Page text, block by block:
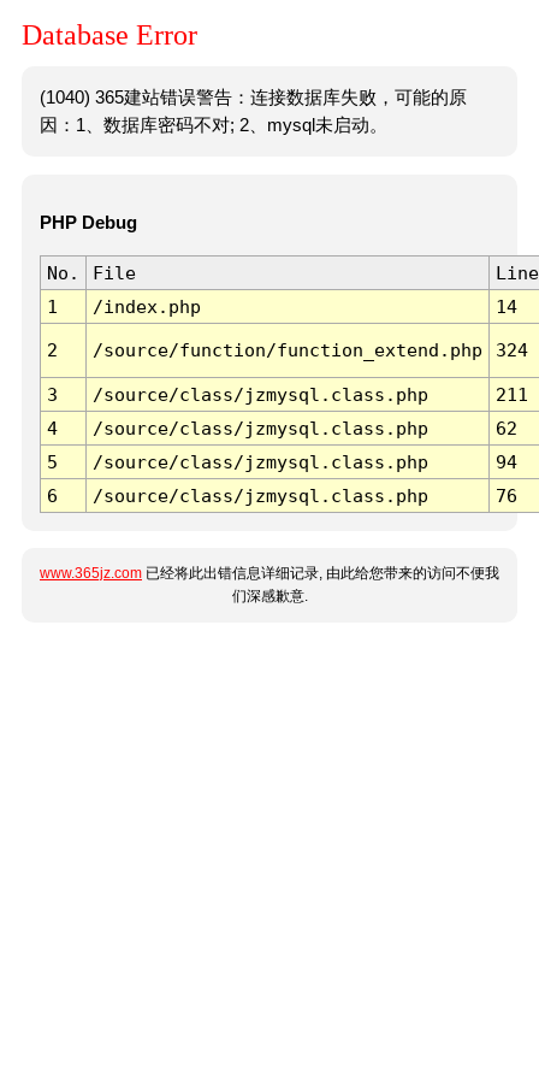
Database Error
(1040) 365建站错误警告：连接数据库失败，可能的原
因：1、数据库密码不对; 2、mysql未启动。
PHP Debug
No. File
Line
1
/index.php 14
2 /source/function/function_extend.php 324
3 /source/class/jzmysql.class.php
211
4
/source/class/jzmysql.class.php
62
5
/source/class/jzmysql.class.php
94
6
/source/class/jzmysql.class.php 76
www.365jz.com 已经将此出错信息详细记录, 由此给您带来的访问不便我
们深感歉意.